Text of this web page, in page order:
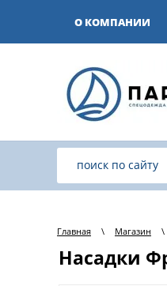
О КОМПАНИИ
Главная \ Магазин \
Насадки